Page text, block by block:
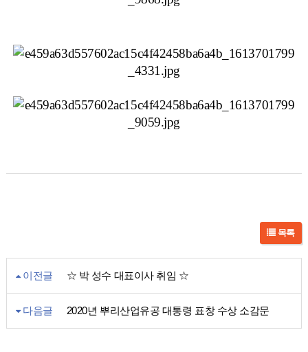
목록
이전글 ☆ 박 성수 대표이사 취임 ☆
다음글 2020년 뿌리산업유공 대통령 표창 수상 소감문